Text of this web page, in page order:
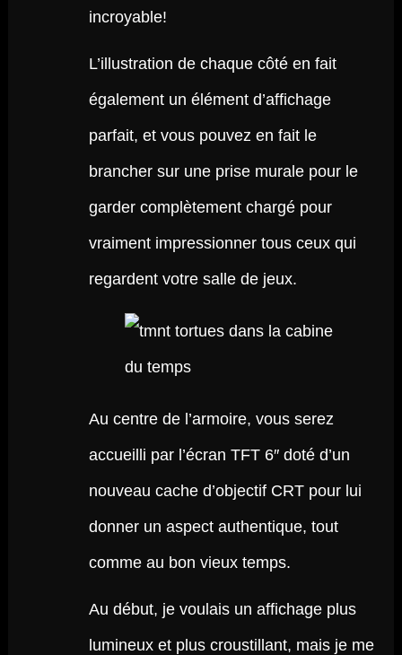
incroyable!
L’illustration de chaque côté en fait
également un élément d’affichage
parfait, et vous pouvez en fait le
brancher sur une prise murale pour le
garder complètement chargé pour
vraiment impressionner tous ceux qui
regardent votre salle de jeux.
Au centre de l’armoire, vous serez
accueilli par l’écran TFT 6″ doté d’un
nouveau cache d’objectif CRT pour lui
donner un aspect authentique, tout
comme au bon vieux temps.
Au début, je voulais un affichage plus
lumineux et plus croustillant, mais je me